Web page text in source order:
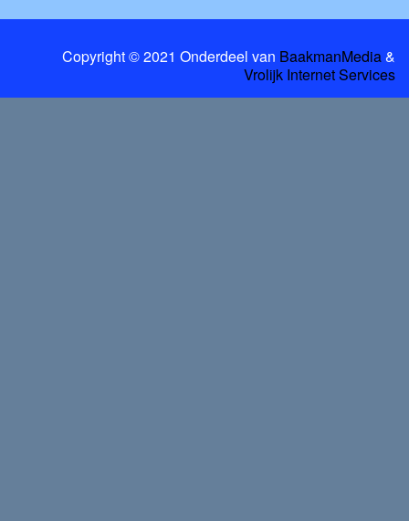
Copyright © 2021 Onderdeel van BaakmanMedia&
Vrolijk Internet Services